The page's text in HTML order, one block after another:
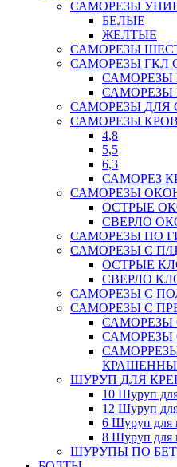
САМОРЕЗЫ
БЕЛЫЕ
ЖЕЛТЫЕ
САМОРЕЗЫ
САМОРЕЗЫ ГКЛ
САМОРЕЗЫ
САМОРЕЗЫ
САМОРЕЗЫ ДЛЯ
САМОРЕЗЫ
4,8
5,5
6,3
САМОРЕЗ
САМОРЕЗЫ
ОСТРЫЕ
СВЕРЛО
САМОРЕЗЫ ПО
САМОРЕЗЫ С П/
ОСТРЫЕ
СВЕРЛО
САМОРЕЗЫ С
САМОРЕЗЫ С
САМОРЕЗЫ
САМОРЕЗЫ
ШУРУП ДЛЯ
10 Шуруп
12 Шуруп
6 Шуруп для
8 Шуруп для
ШУРУПЫ ПО